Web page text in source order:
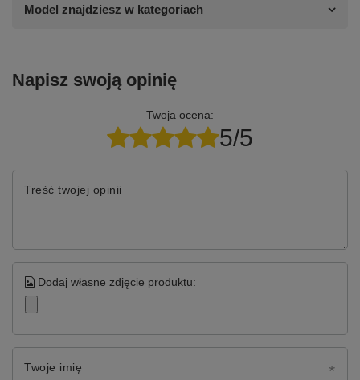
Model znajdziesz w kategoriach
Napisz swoją opinię
Twoja ocena:
5/5
Treść twojej opinii
Dodaj własne zdjęcie produktu:
Twoje imię